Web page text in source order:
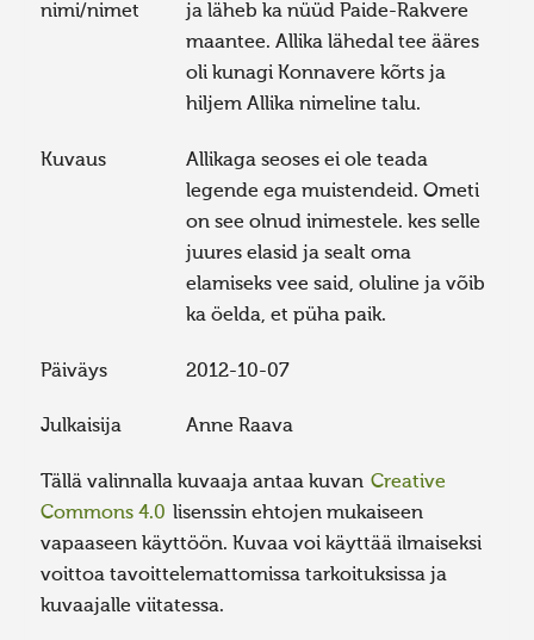
nimi/nimet
ja läheb ka nüüd Paide-Rakvere
maantee. Allika lähedal tee ääres
oli kunagi Konnavere kõrts ja
hiljem Allika nimeline talu.
Kuvaus
Allikaga seoses ei ole teada
legende ega muistendeid. Ometi
on see olnud inimestele. kes selle
juures elasid ja sealt oma
elamiseks vee said, oluline ja võib
ka öelda, et püha paik.
Päiväys 2012-10-07
Julkaisija Anne Raava
Tällä valinnalla kuvaaja antaa kuvan Creative
Commons 4.0 lisenssin ehtojen mukaiseen
vapaaseen käyttöön. Kuvaa voi käyttää ilmaiseksi
voittoa tavoittelemattomissa tarkoituksissa ja
kuvaajalle viitatessa.